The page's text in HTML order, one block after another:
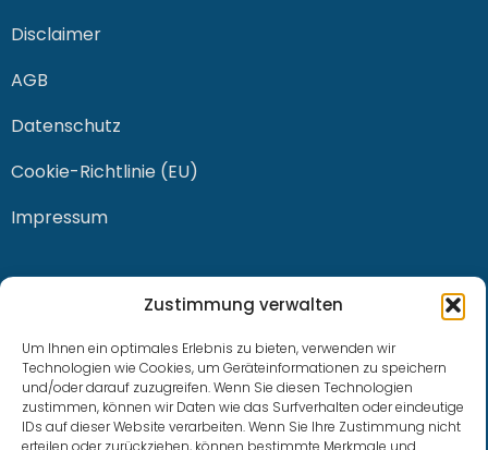
Zustimmung verwalten
Um Ihnen ein optimales Erlebnis zu bieten, verwenden wir
Technologien wie Cookies, um Geräteinformationen zu speichern
und/oder darauf zuzugreifen. Wenn Sie diesen Technologien
zustimmen, können wir Daten wie das Surfverhalten oder eindeutige
IDs auf dieser Website verarbeiten. Wenn Sie Ihre Zustimmung nicht
erteilen oder zurückziehen, können bestimmte Merkmale und
Disclaimer
AGB
Datenschutz
Cookie-Richtlinie (EU)
Impressum
0228 / 915 614 81
klaus.buhl@libra-invest.de